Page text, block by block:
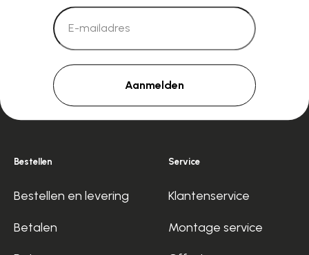
Aanmelden
Bestellen
Bestellen en levering
Betalen
Service
Klantenservice
Montage service